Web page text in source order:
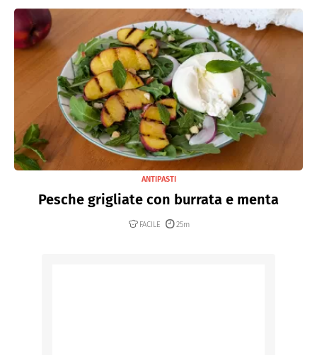
ANTIPASTI
Pesche grigliate con burrata e menta
FACILE 25m